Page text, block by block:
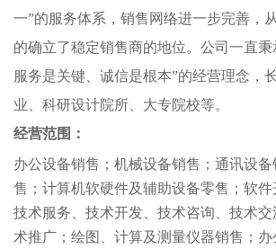
一”的服务体系，销售网络进一步完善，
的确立了稳定销售商的地位。公司一直秉
服务是关键、诚信是根本”的经营理念，
业、科研设计院所、大专院校等。
经营范围：
办公设备销售；机械设备销售；通讯设
售；计算机软硬件及辅助设备零售；软件
技术服务、技术开发、技术咨询、技术
术推广；绘图、计算及测量仪器销售；办